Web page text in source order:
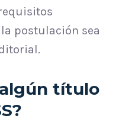
postulación sea
título